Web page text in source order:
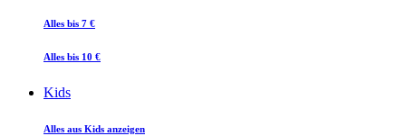
Alles bis 7 €
Alles bis 10 €
Kids
Alles aus Kids anzeigen